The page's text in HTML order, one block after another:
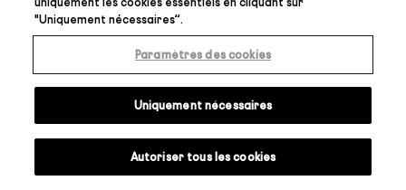
"Uniquement nécessaires”.
Paramètres des cookies
Uniquement nécessaires
Autoriser tous les cookies